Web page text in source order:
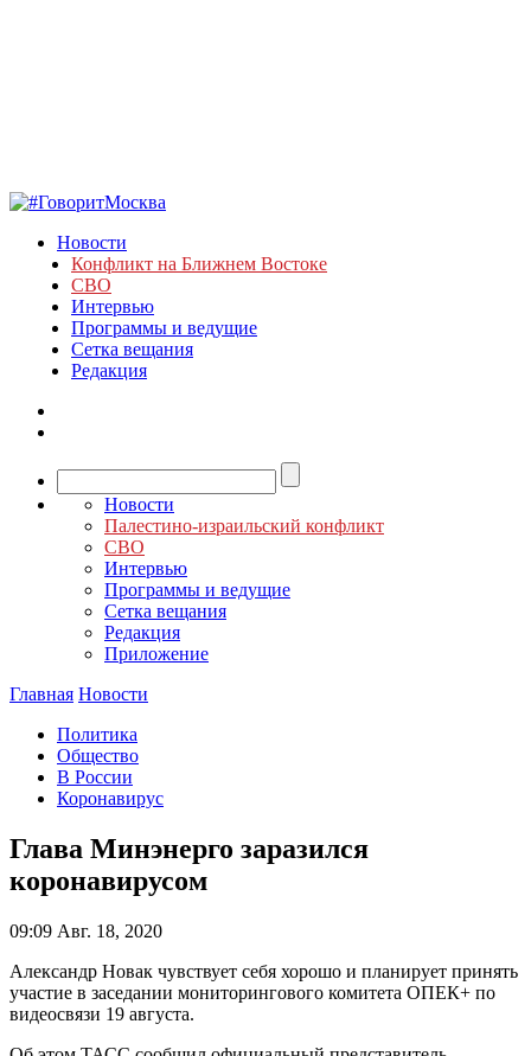
Новости
Конфликт на Ближнем Востоке
СВО
Интервью
Программы и ведущие
Сетка вещания
Редакция
Новости
Палестино-израильский конфликт
СВО
Интервью
Программы и ведущие
Сетка вещания
Редакция
Приложение
Главная Новости
Политика
Общество
В России
Коронавирус
Глава Минэнерго заразился
коронавирусом
09:09 Авг. 18, 2020
Александр Новак чувствует себя хорошо и планирует принять
участие в заседании мониторингового комитета ОПЕК+ по
видеосвязи 19 августа.